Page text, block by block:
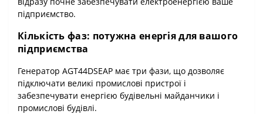
підприємство.
Кількість фаз: потужна енергія для вашого
підприємства
Генератор AGT44DSEAP має три фази, що дозволяє
підключати великі промислові пристрої і
забезпечувати енергією будівельні майданчики і
промислові будівлі.